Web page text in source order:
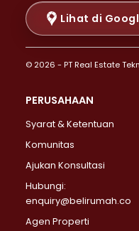
Properti Dijual di Kramat >
Properti Dijual di Pasar
Properti Dijual di
Properti Dijual di
Properti Dijual di Lebak
Properti Dijual di
Properti Dijual di Pondok
Properti Dijual di
Properti Dijual di Senayan
Properti Dijual di Pondok
Lihat di
© 2026 - PT Real Estate
PERUSAHAAN
Syarat & Ketentuan
Komunitas
Ajukan Konsultasi
Hubungi:
enquiry@belirumah.co
Agen Properti